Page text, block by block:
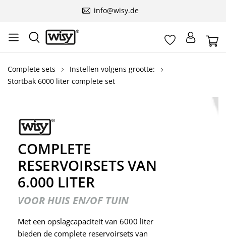
info@wisy.de
Complete sets
Instellen volgens grootte:
Stortbak 6000 liter complete set
COMPLETE
RESERVOIRSETS VAN
6.000 LITER
VOOR HUIS EN/OF TUIN
Met een opslagcapaciteit van 6000 liter
bieden de complete reservoirsets van